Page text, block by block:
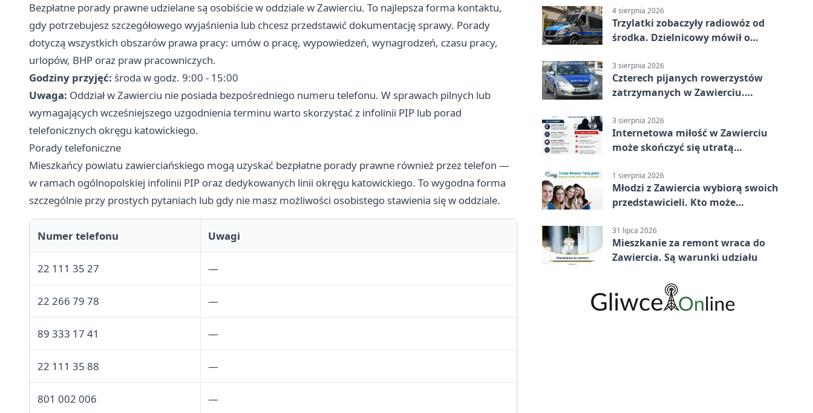
Bezpłatne porady prawne udzielane są osobiście w oddziale w Zawierciu. To najlepsza forma kontaktu,
gdy potrzebujesz szczegółowego wyjaśnienia lub chcesz przedstawić dokumentację sprawy. Porady
dotyczą wszystkich obszarów prawa pracy: umów o pracę, wypowiedzeń, wynagrodzeń, czasu pracy,
urlopów, BHP oraz praw pracowniczych.
Godziny przyjęć: środa w godz. 9:00 - 15:00
Uwaga: Oddział w Zawierciu nie posiada bezpośredniego numeru telefonu. W sprawach pilnych lub
wymagających wcześniejszego uzgodnienia terminu warto skorzystać z infolinii PIP lub porad
telefonicznych okręgu katowickiego.
Porady telefoniczne
Mieszkańcy powiatu zawierciańskiego mogą uzyskać bezpłatne porady prawne również przez telefon —
w ramach ogólnopolskiej infolinii PIP oraz dedykowanych linii okręgu katowickiego. To wygodna forma
szczególnie przy prostych pytaniach lub gdy nie masz możliwości osobistego stawienia się w oddziale.
Numer telefonu Uwagi
22 111 35 27 —
22 266 79 78 —
89 333 17 41 —
22 111 35 88 —
801 002 006 —
4 sierpnia 2026
Trzylatki zobaczyły radiowóz od
środka. Dzielnicowy mówił o
3 sierpnia 2026
Czterech pijanych rowerzystów
zatrzymanych w Zawierciu.
promila
3 sierpnia 2026
Internetowa miłość w Zawierciu
może skończyć się utratą
1 sierpnia 2026
Młodzi z Zawiercia wybiorą swoich
przedstawicieli. Kto może
31 lipca 2026
Mieszkanie za remont wraca do
Zawiercia. Są warunki udziału